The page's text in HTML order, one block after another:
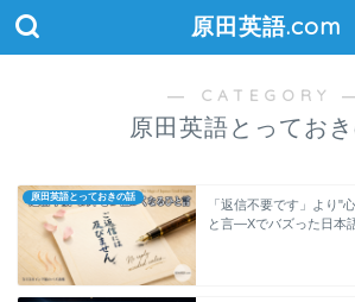
原田英語.com
― CATEGORY
原田英語とってお
原田英語とっておきの話
「返信不要です」より"
と言―Xでバズった日本